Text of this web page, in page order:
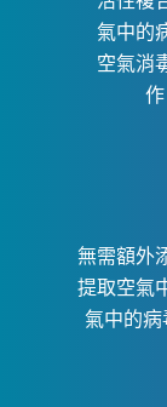
氣中的
空氣消
無需額外
提取空氣
氣中的病